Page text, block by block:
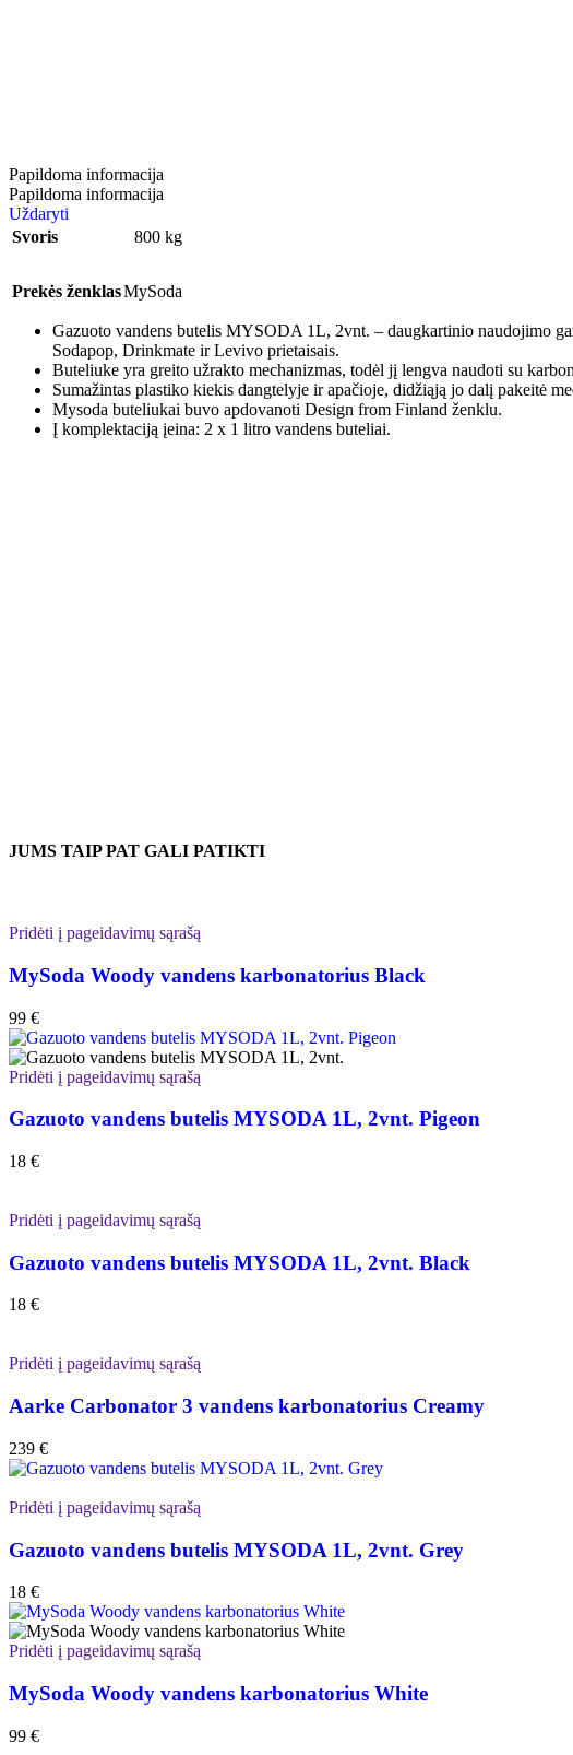
Papildoma informacija
Papildoma informacija
Uždaryti
Svoris
800 kg
Prekės ženklasMySoda
Gazuoto vandens butelis MYSODA 1L, 2vnt. – daugkartinio naudojimo
Sodapop, Drinkmate ir Levivo prietaisais.
Buteliuke yra greito užrakto mechanizmas, todėl jį lengva naudoti su
Sumažintas plastiko kiekis dangtelyje ir apačioje, didžiąją jo dalį pakeitė
Mysoda buteliukai buvo apdovanoti Design from Finland ženklu.
Į komplektaciją įeina: 2 x 1 litro vandens buteliai.
JUMS TAIP PAT GALI PATIKTI
Pridėti į pageidavimų sąrašą
MySoda Woody vandens karbonatorius Black
99 €
Pridėti į pageidavimų sąrašą
Gazuoto vandens butelis MYSODA 1L, 2vnt. Pigeon
18 €
Pridėti į pageidavimų sąrašą
Gazuoto vandens butelis MYSODA 1L, 2vnt. Black
18 €
Pridėti į pageidavimų sąrašą
Aarke Carbonator 3 vandens karbonatorius Creamy
239 €
Pridėti į pageidavimų sąrašą
Gazuoto vandens butelis MYSODA 1L, 2vnt. Grey
18 €
Pridėti į pageidavimų sąrašą
MySoda Woody vandens karbonatorius White
99 €